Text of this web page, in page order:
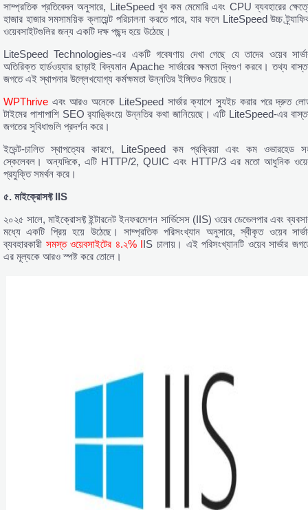
সাম্প্রতিক প্রতিবেদন অনুসারে, LiteSpeed ​​খুব কম মেমোরি এবং CPU ব্যবহারের
হাজার হাজার সমসাময়িক ক্লায়েন্ট পরিচালনা করতে পারে, যার ফলে LiteSpeed ​​উচ্চ
ওয়েবসাইটগুলির জন্য একটি দক্ষ পছন্দ হয়ে উঠেছে।
LiteSpeed ​​Technologies-এর একটি গবেষণায় দেখা গেছে যে তাদের ওয়েব
অতিরিক্ত হার্ডওয়্যার ছাড়াই বিদ্যমান Apache সার্ভারের ক্ষমতা দ্বিগুণ করবে। তথ্য
জগতে এই স্থাপনার উল্লেখযোগ্য কর্মক্ষমতা উন্নতির ইঙ্গিতও দিয়েছে।
WPThrive এবং আরও অনেকে LiteSpeed ​​সার্ভার ক্যাশে স্যুইচ করার পরে দ্রুত
টাইমের পাশাপাশি SEO র‍্যাঙ্কিংয়ে উন্নতির কথা জানিয়েছে। এটি LiteSpeed-এর
জগতের সুবিধাগুলি প্রদর্শন করে।
ইভেন্ট-চালিত স্থাপত্যের কারণে, LiteSpeed ​​কম প্রক্রিয়া এবং কম ওভারহেড
স্কেলেবল। অন্যদিকে, এটি HTTP/2, QUIC এবং HTTP/3 এর মতো আধুনিক
প্রযুক্তি সমর্থন করে।
৫. মাইক্রোসফ্ট IIS
২০২৫ সালে, মাইক্রোসফ্ট ইন্টারনেট ইনফরমেশন সার্ভিসেস (IIS) ওয়েব ডেভেলপার এবং
মধ্যে একটি প্রিয় হয়ে উঠেছে। সাম্প্রতিক পরিসংখ্যান অনুসারে, স্বীকৃত ওয়েব
ব্যবহারকারী সমস্ত ওয়েবসাইটের ৪.২% IIS চালায়। এই পরিসংখ্যানটি ওয়েব সার্ভার
এর মূল্যকে আরও স্পষ্ট করে তোলে।